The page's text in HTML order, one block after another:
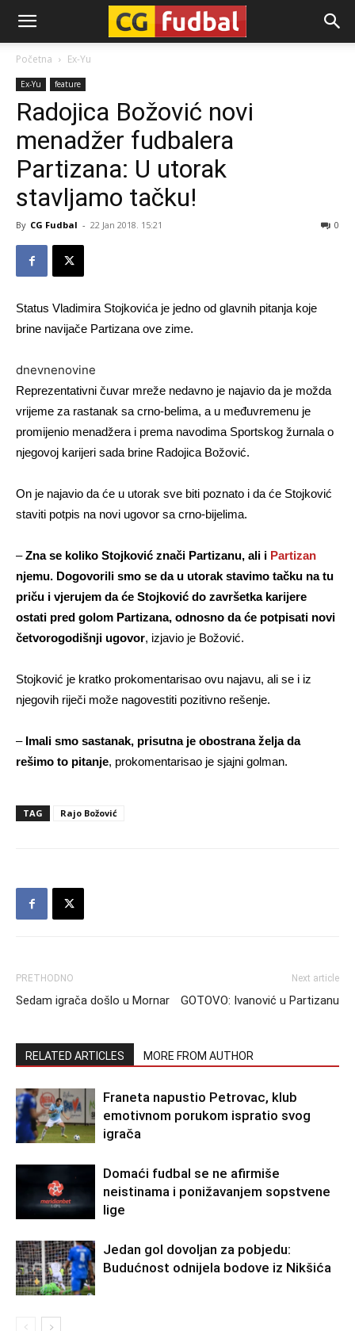
CG-
Fudbal
Početna Ex-Yu
Ex-Yu feature
Radojica Božović novi
menadžer fudbalera
Partizana: U utorak
stavljamo tačku!
By CG Fudbal - 22 Jan 2018. 15:21 0
Status Vladimira Stojkovića je jedno od glavnih pitanja koje
brine navijače Partizana ove zime.
dnevnenovine
Reprezentativni čuvar mreže nedavno je najavio da je možda
vrijeme za rastanak sa crno-belima, a u međuvremenu je
promijenio menadžera i prema navodima Sportskog žurnala o
njegovoj karijeri sada brine Radojica Božović.
On je najavio da će u utorak sve biti poznato i da će Stojković
staviti potpis na novi ugovor sa crno-bijelima.
–Zna se koliko Stojković znači Partizanu, ali i Partizan
njemu. Dogovorili smo se da u utorak stavimo tačku na tu
priču i vjerujem da će Stojković do završetka karijere
ostati pred golom Partizana, odnosno da će potpisati novi
četvorogodišnji ugovor, izjavio je Božović.
Stojković je kratko prokomentarisao ovu najavu, ali se i iz
njegovih riječi može nagovestiti pozitivno rešenje.
– Imali smo sastanak, prisutna je obostrana želja da
rešimo to pitanje, prokomentarisao je sjajni golman.
TAG Rajo Božović
PRETHODNO
Sedam igrača došlo u Mornar
Next article
GOTOVO: Ivanović u Partizanu
RELATED ARTICLES MORE FROM AUTHOR
Franeta napustio Petrovac, klub
emotivnom porukom ispratio svog
igrača
Domaći fudbal se ne afirmiše
neistinama i ponižavanjem sopstvene
lige
Jedan gol dovoljan za pobjedu:
Budućnost odnijela bodove iz Nikšića